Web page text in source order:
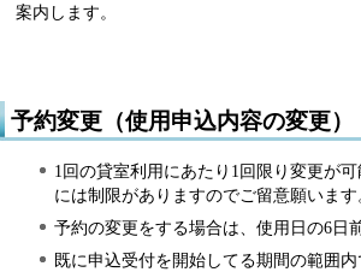
案内します。
予約変更（使用申込内容の変更）
1回の貸室利用にあたり1回限り変更が
には制限がありますのでご留意願います
予約の変更をする場合は、使用日の6日
既に申込受付を開始してる期間の範囲